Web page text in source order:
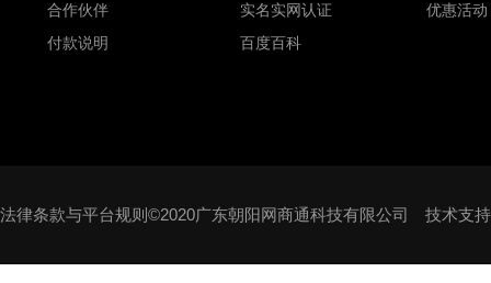
合作伙伴
付款说明
实名实网认证
百度百科
优惠活动
法律条款与平台规则©2020广东朝阳网商通科技有限公司 技术支